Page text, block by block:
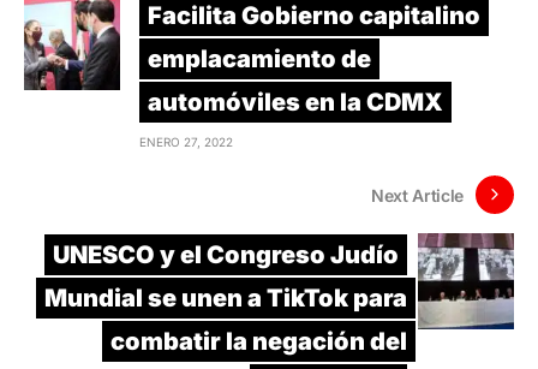
Facilita Gobierno capitalino
emplacamiento de
automóviles en la CDMX
ENERO 27, 2022
Next Article
UNESCO y el Congreso Judío
Mundial se unen a TikTok para
combatir la negación del